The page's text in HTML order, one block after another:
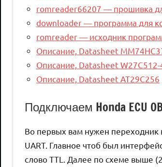
romreader66207 — прошивка
downloader — программа для
romreader — исходник
Описание, Datasheet
Описание, Datasheet W27C512-
Описание, Datasheet AT29C256
Подключаем Honda ECU
Во первых вам нужен переходник
UART. Главное чтоб был
слово TTL. Далее по схеме выше